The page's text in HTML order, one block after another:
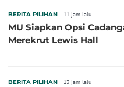
BERITA PILIHAN 11 jam lalu
MU Siapkan Opsi
Merekrut Lewis Hall
BERITA PILIHAN 13 jam lalu